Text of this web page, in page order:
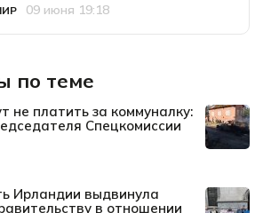
публикации
09 июня 19:18
по теме
не платить за коммуналку:
Спецкомиссии
Ирландии выдвинула
в отношении